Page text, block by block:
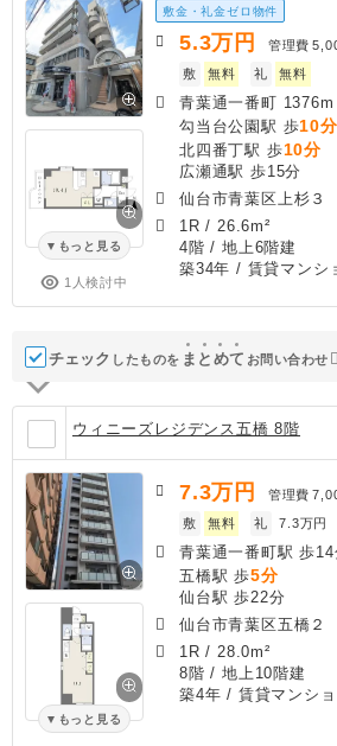
もっと見る
1人検討中
敷金・礼金ゼロ物件
5.3万円 管理費
敷
無料 礼 無料
青葉通一番町
勾当台公園駅 歩10分
北四番丁駅 歩10分
広瀬通駅 歩15分
仙台市青葉区上杉３
1R / 26.6m²
4階 / 地上6階建
築34年 / 賃貸マンシ
チェック したものを ま と めて お問い合わせ
ウィニーズレジデンス五橋 8階
もっと見る
7.3万円 管理費
敷
無料 礼 7.3万円
青葉通一番町駅 歩14
五橋駅 歩5分
仙台駅 歩22分
仙台市青葉区五橋２
1R / 28.0m²
8階 / 地上10階建
築4年 / 賃貸マンシ